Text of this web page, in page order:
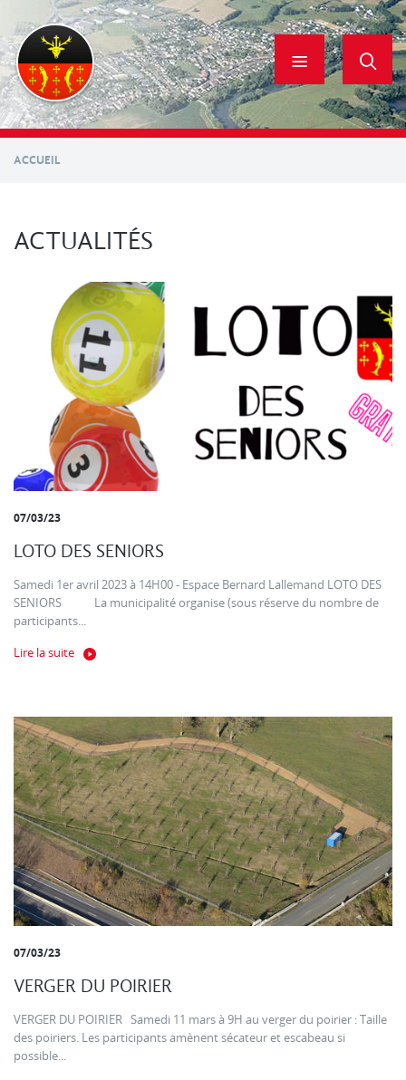
contenu
principal
ACCUEIL
ACTUALITÉS
07/03/23
LOTO DES SENIORS
Samedi 1er avril 2023 à 14H00 - Espace Bernard Lallemand LOTO DES
SENIORS La municipalité organise (sous réserve du nombre de
participants...
Lire la suite
07/03/23
VERGER DU POIRIER
VERGER DU POIRIER Samedi 11 mars à 9H au verger du poirier : Taille
des poiriers. Les participants amènent sécateur et escabeau si
possible...